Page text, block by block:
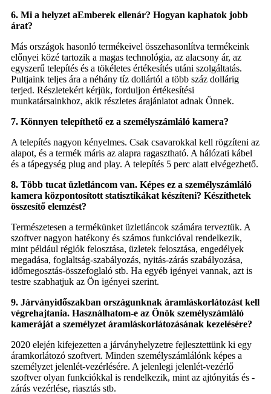
6. Mi a helyzet aEmberek ellenár? Hogyan kaphatok jobb
árat?
Más országok hasonló termékeivel összehasonlítva termékeink
előnyei közé tartozik a magas technológia, az alacsony ár, az
egyszerű telepítés és a tökéletes értékesítés utáni szolgáltatás.
Pultjaink teljes ára a néhány tíz dollártól a több száz dollárig
terjed. Részletekért kérjük, forduljon értékesítési
munkatársainkhoz, akik részletes árajánlatot adnak Önnek.
7. Könnyen telepíthető ez a személyszámláló kamera?
A telepítés nagyon kényelmes. Csak csavarokkal kell rögzíteni az
alapot, és a termék máris az alapra ragasztható. A hálózati kábel
és a tápegység plug and play. A telepítés 5 perc alatt elvégezhető.
8. Több tucat üzletláncom van. Képes ez a személyszámláló
kamera központosított statisztikákat készíteni? Készíthetek
összesítő elemzést?
Természetesen a termékünket üzletláncok számára terveztük. A
szoftver nagyon hatékony és számos funkcióval rendelkezik,
mint például régiók felosztása, üzletek felosztása, engedélyek
megadása, foglaltság-szabályozás, nyitás-zárás szabályozása,
időmegosztás-összefoglaló stb. Ha egyéb igényei vannak, azt is
testre szabhatjuk az Ön igényei szerint.
9. Járványidőszakban országunknak áramláskorlátozást kell
végrehajtania. Használhatom-e az Önök személyszámláló
kameráját a személyzet áramláskorlátozásának kezelésére?
2020 elején kifejezetten a járványhelyzetre fejlesztettünk ki egy
áramkorlátozó szoftvert. Minden személyszámlálónk képes a
személyzet jelenlét-vezérlésére. A jelenlegi jelenlét-vezérlő
szoftver olyan funkciókkal is rendelkezik, mint az ajtónyitás és -
zárás vezérlése, riasztás stb.